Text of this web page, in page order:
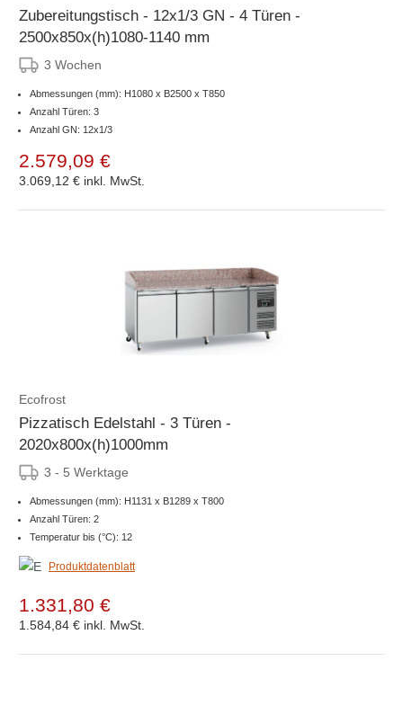
Zubereitungstisch - 12x1/3 GN - 4 Türen -
2500x850x(h)1080-1140 mm
3 Wochen
Abmessungen (mm): H1080 x B2500 x T850
Anzahl Türen: 3
Anzahl GN: 12x1/3
2.579,09 €
3.069,12 € inkl. MwSt.
Ecofrost
Pizzatisch Edelstahl - 3 Türen -
2020x800x(h)1000mm
3 - 5 Werktage
Abmessungen (mm): H1131 x B1289 x T800
Anzahl Türen: 2
Temperatur bis (°C): 12
Produktdatenblatt
1.331,80 €
1.584,84 € inkl. MwSt.